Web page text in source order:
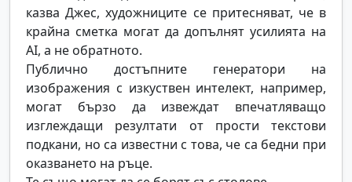
казва Джес, художниците се притесняват, че в
крайна сметка могат да допълнят усилията на
AI, а не обратното.
Публично достъпните генератори на
изображения с изкуствен интелект, например,
могат бързо да извеждат впечатляващо
изглеждащи резултати от прости текстови
подкани, но са известни с това, че са бедни при
оказването на ръце.